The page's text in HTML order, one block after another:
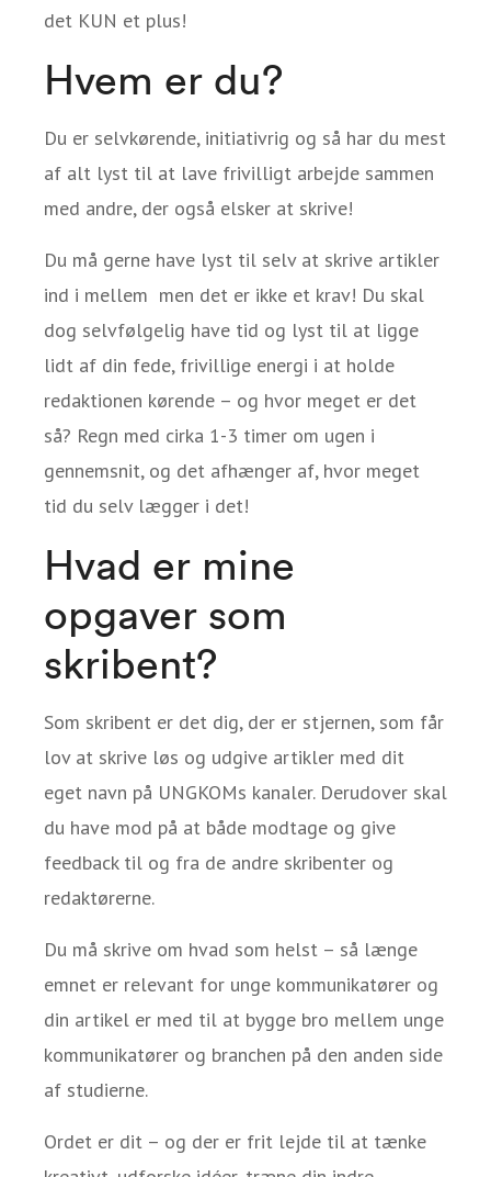
det KUN et plus!
Hvem er du?
Du er selvkørende, initiativrig og så har du mest
af alt lyst til at lave frivilligt arbejde sammen
med andre, der også elsker at skrive!
Du må gerne have lyst til selv at skrive artikler
ind i mellem men det er ikke et krav! Du skal
dog selvfølgelig have tid og lyst til at ligge
lidt af din fede, frivillige energi i at holde
redaktionen kørende – og hvor meget er det
så? Regn med cirka 1-3 timer om ugen i
gennemsnit, og det afhænger af, hvor meget
tid du selv lægger i det!
Hvad er mine
opgaver som
skribent?
Som skribent er det dig, der er stjernen, som får
lov at skrive løs og udgive artikler med dit
eget navn på UNGKOMs kanaler. Derudover skal
du have mod på at både modtage og give
feedback til og fra de andre skribenter og
redaktørerne.
Du må skrive om hvad som helst – så længe
emnet er relevant for unge kommunikatører og
din artikel er med til at bygge bro mellem unge
kommunikatører og branchen på den anden side
af studierne.
Ordet er dit – og der er frit lejde til at tænke